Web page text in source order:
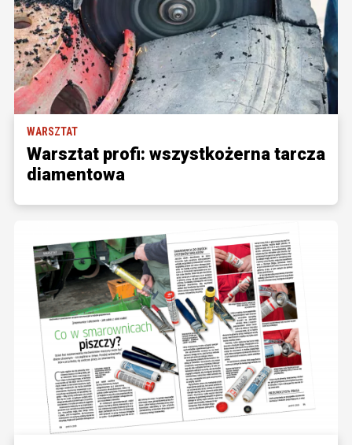
WARSZTAT
Warsztat profi: wszystkożerna tarcza
diamentowa